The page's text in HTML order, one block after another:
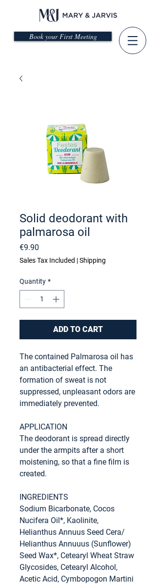
Book your First Meeting
Solid deodorant with
palmarosa oil
€9.90
Sales Tax Included |Shipping
Quantity *
ADD TO CART
The contained Palmarosa oil has
an antibacterial effect. The
formation of sweat is not
suppressed, unpleasant odors are
immediately prevented.
APPLICATION
The deodorant is spread directly
under the armpits after a short
moistening, so that a fine film is
created.
INGREDIENTS
Sodium Bicarbonate, Cocos
Nucifera Oil*, Kaolinite,
Helianthus Annuus Seed Cera/
Helianthus Annuuus (Sunflower)
Seed Wax*, Cetearyl Wheat Straw
Glycosides, Cetearyl Alcohol,
Acetic Acid, Cymbopogon Martini